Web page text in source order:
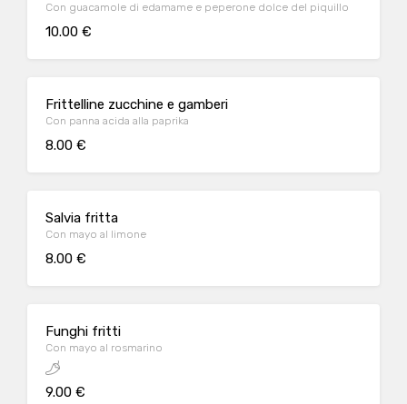
Con guacamole di edamame e peperone dolce del piquillo
10.00 €
Frittelline zucchine e gamberi
Con panna acida alla paprika
8.00 €
Salvia fritta
Con mayo al limone
8.00 €
Funghi fritti
Con mayo al rosmarino
9.00 €